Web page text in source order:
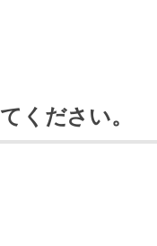
ください。